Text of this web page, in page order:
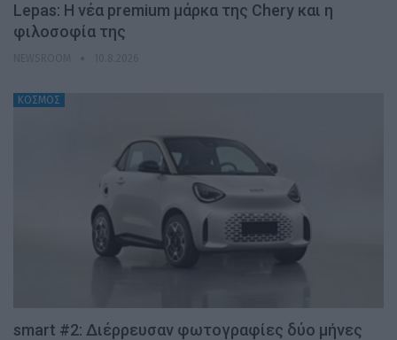
Lepas: Η νέα premium μάρκα της Chery και η
φιλοσοφία της
ΚΟΣΜΟΣ
smart #2: Διέρρευσαν φωτογραφίες δύο μήνες